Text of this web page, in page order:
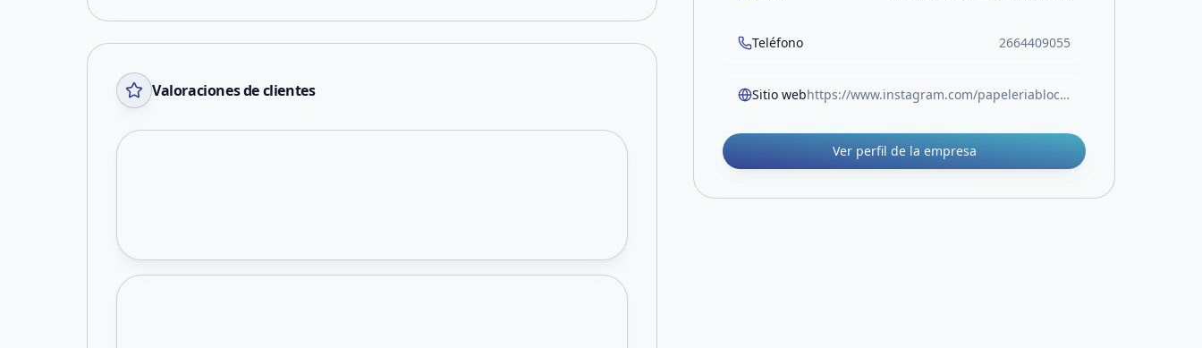
Valoraciones de clientes
Teléfono 2664409055
Sitio web https://www.instagram.com/papeleriablock.sl?igsh=MW05Z3RocjUwOTlvOA%3D%3D
Ver perfil de la empresa